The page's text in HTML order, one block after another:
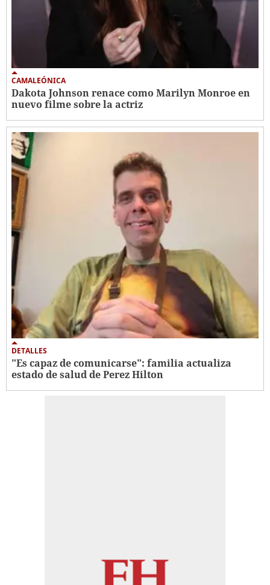
CAMALEÓNICA
Dakota Johnson renace como Marilyn Monroe en
nuevo filme sobre la actriz
DETALLES
"Es capaz de comunicarse": familia actualiza
estado de salud de Perez Hilton